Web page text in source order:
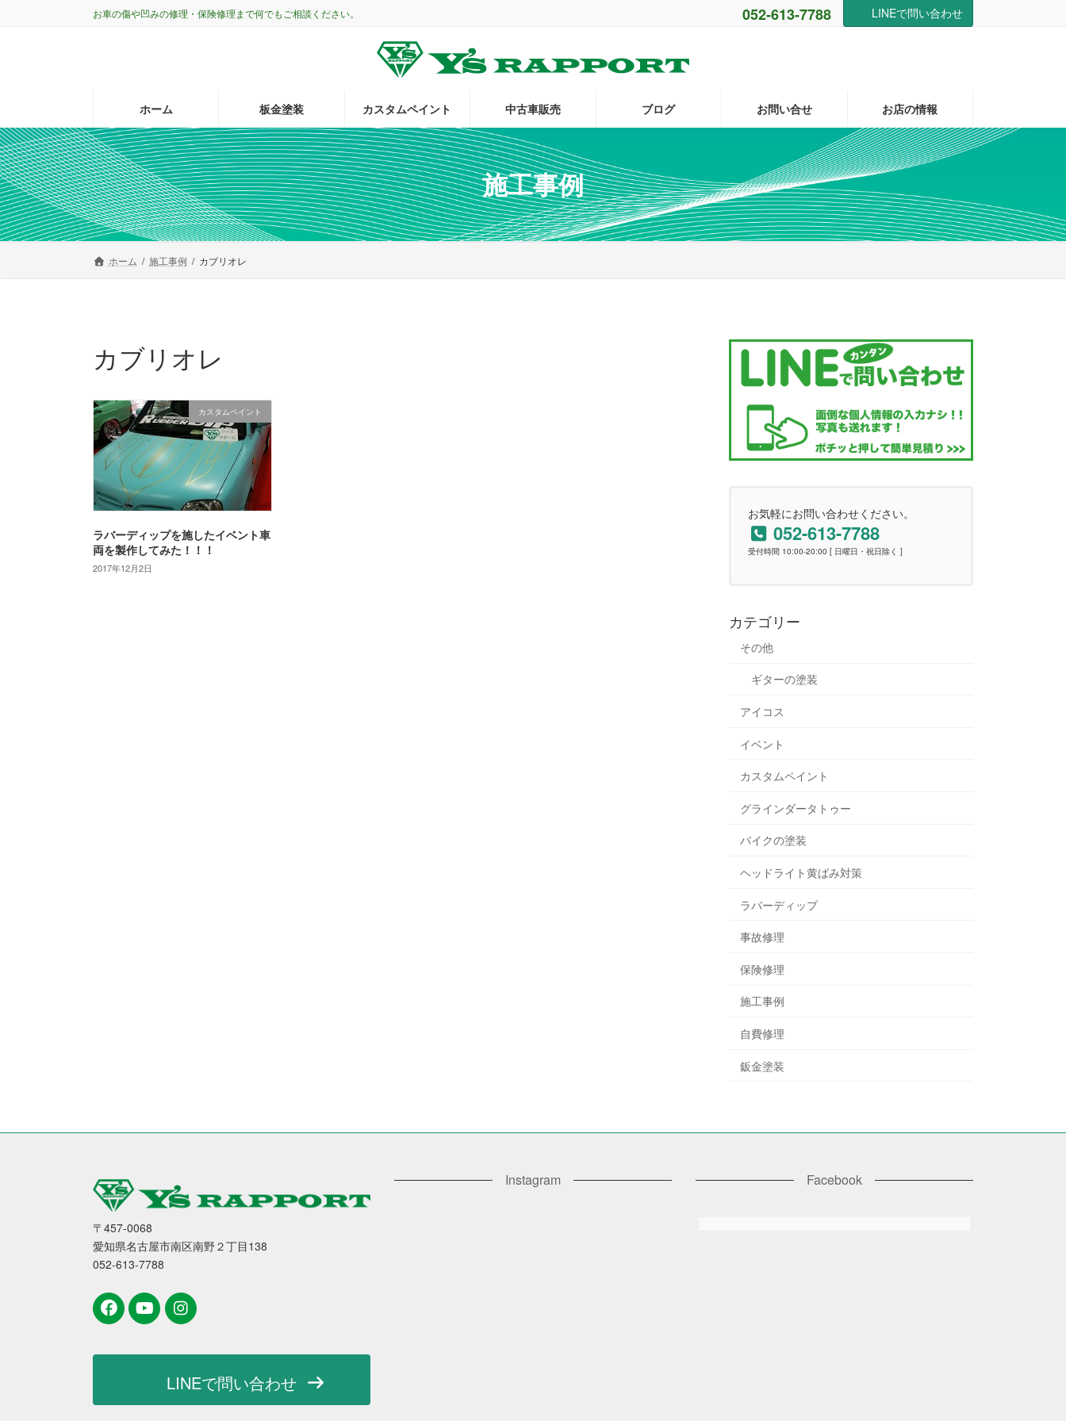
キ
ッ
プ
に
移
動
お車の傷や凹みの修理・保険修理まで何でもご相談ください。 052-613-7788 LINEで問い合わせ
ホーム 板金塗装 カスタムペイント 中古車販売 ブログ お問い合せ お店の情報
施工事例
ホーム 施工事例 カブリオレ
カブリオレ
カスタムペイント
ラバーディップを施したイベント車
両を製作してみた！！！
2017年12月2日
お気軽にお問い合わせください。
052-613-7788
受付時間 10:00-20:00 [ 日曜日・祝日除く ]
カテゴリー
その他
ギターの塗装
アイコス
イベント
カスタムペイント
グラインダータトゥー
バイクの塗装
ヘッドライト黄ばみ対策
ラバーディップ
事故修理
保険修理
施工事例
自費修理
鈑金塗装
〒457-0068
愛知県名古屋市南区南野２丁目138
052-613-7788
LINEで問い合わせ
Instagram Facebook